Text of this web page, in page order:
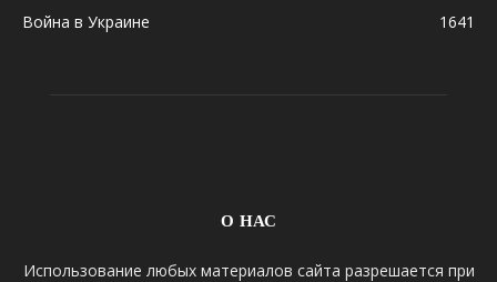
Война в Украине
1641
О НАС
Использование любых материалов сайта разрешается при